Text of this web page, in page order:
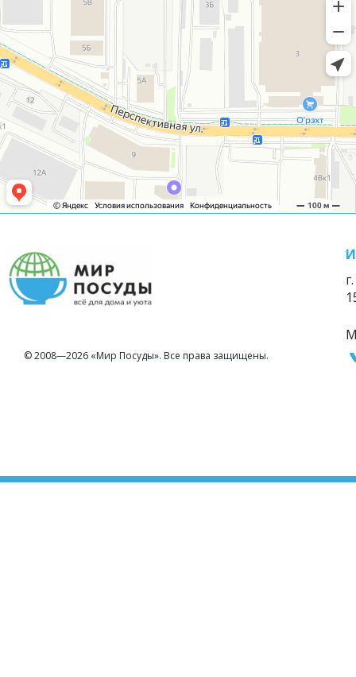
© 2008—2026 «Мир Посуды». Все права защищены.